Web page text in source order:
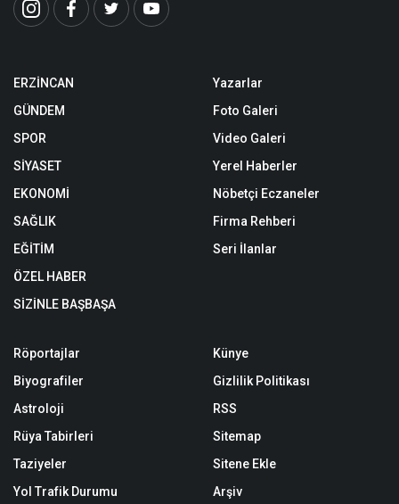
ERZİNCAN
GÜNDEM
SPOR
SİYASET
EKONOMİ
SAĞLIK
EĞİTİM
ÖZEL HABER
SİZİNLE BAŞBAŞA
Yazarlar
Foto Galeri
Video Galeri
Yerel Haberler
Nöbetçi Eczaneler
Firma Rehberi
Seri İlanlar
Röportajlar
Biyografiler
Astroloji
Rüya Tabirleri
Taziyeler
Yol Trafik Durumu
Künye
Gizlilik Politikası
RSS
Sitemap
Sitene Ekle
Arşiv